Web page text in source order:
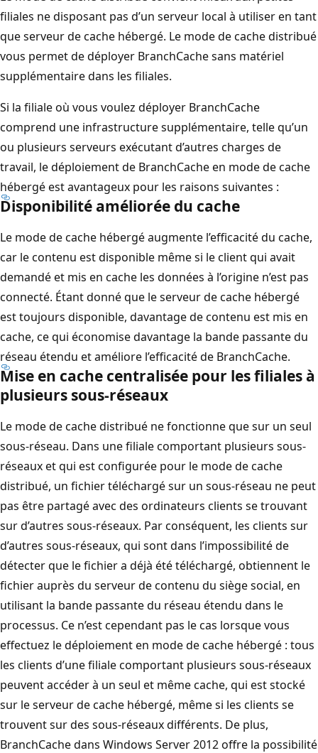
filiales ne disposant pas d’un serveur local à utiliser en tant
que serveur de cache hébergé. Le mode de cache distribué
vous permet de déployer BranchCache sans matériel
supplémentaire dans les filiales.
Si la filiale où vous voulez déployer BranchCache
comprend une infrastructure supplémentaire, telle qu’un
ou plusieurs serveurs exécutant d’autres charges de
travail, le déploiement de BranchCache en mode de cache
hébergé est avantageux pour les raisons suivantes :
Disponibilité améliorée du cache
Le mode de cache hébergé augmente l’efficacité du cache,
car le contenu est disponible même si le client qui avait
demandé et mis en cache les données à l’origine n’est pas
connecté. Étant donné que le serveur de cache hébergé
est toujours disponible, davantage de contenu est mis en
cache, ce qui économise davantage la bande passante du
réseau étendu et améliore l’efficacité de BranchCache.
Mise en cache centralisée pour les filiales à
plusieurs sous-réseaux
Le mode de cache distribué ne fonctionne que sur un seul
sous-réseau. Dans une filiale comportant plusieurs sous-
réseaux et qui est configurée pour le mode de cache
distribué, un fichier téléchargé sur un sous-réseau ne peut
pas être partagé avec des ordinateurs clients se trouvant
sur d’autres sous-réseaux. Par conséquent, les clients sur
d’autres sous-réseaux, qui sont dans l’impossibilité de
détecter que le fichier a déjà été téléchargé, obtiennent le
fichier auprès du serveur de contenu du siège social, en
utilisant la bande passante du réseau étendu dans le
processus. Ce n’est cependant pas le cas lorsque vous
effectuez le déploiement en mode de cache hébergé : tous
les clients d’une filiale comportant plusieurs sous-réseaux
peuvent accéder à un seul et même cache, qui est stocké
sur le serveur de cache hébergé, même si les clients se
trouvent sur des sous-réseaux différents. De plus,
BranchCache dans Windows Server 2012 offre la possibilité